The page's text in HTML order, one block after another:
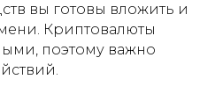
вы готовы вложить и
Криптовалюты
поэтому важно